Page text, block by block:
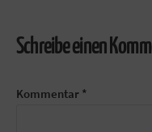
Schreibe einen
Kommentar *